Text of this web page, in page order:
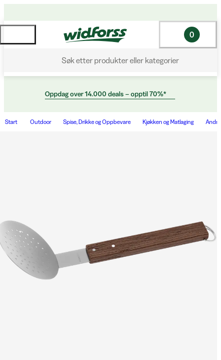
Søk etter produkter eller kategorier
0
Oppdag over 14.000 deals – opptil 70%*
Start Outdoor Spise, Drikke og Oppbevare Kjøkken og Matlaging